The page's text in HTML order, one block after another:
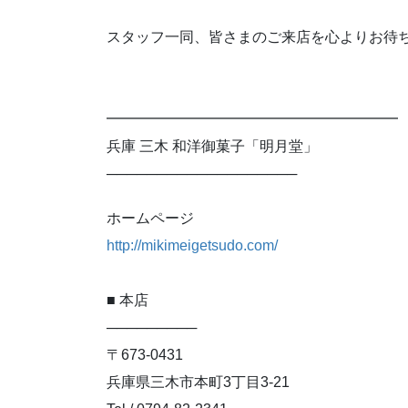
スタッフ一同、皆さまのご来店を心よりお待
━━━━━━━━━━━━━━━━━━━━
兵庫 三木 和洋御菓子「明月堂」
───────────────────
ホームページ
http://mikimeigetsudo.com/
■ 本店
─────────
〒673-0431
兵庫県三木市本町3丁目3-21